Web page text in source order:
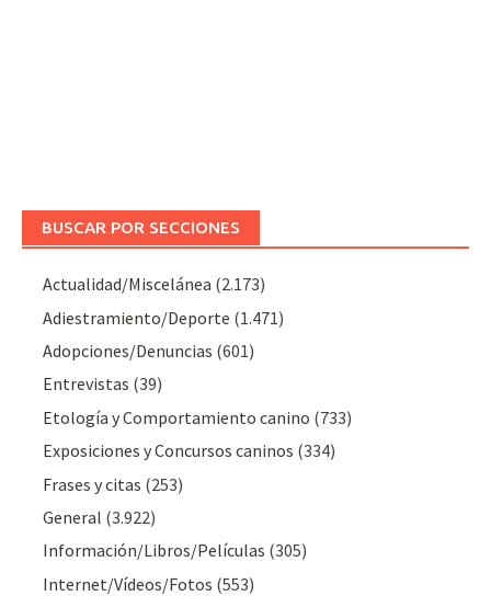
BUSCAR POR SECCIONES
Actualidad/Miscelánea (2.173)
Adiestramiento/Deporte (1.471)
Adopciones/Denuncias (601)
Entrevistas (39)
Etología y Comportamiento canino (733)
Exposiciones y Concursos caninos (334)
Frases y citas (253)
General (3.922)
Información/Libros/Películas (305)
Internet/Vídeos/Fotos (553)